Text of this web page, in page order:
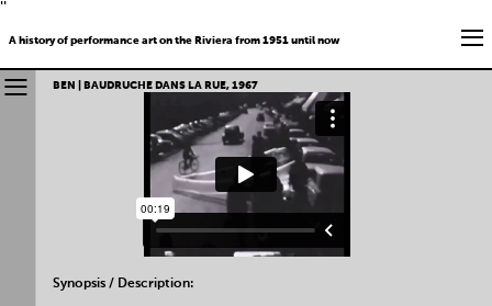
''
A history of performance art on the Riviera from 1951 until now
BEN | BAUDRUCHE DANS LA RUE, 1967
Synopsis / Description: